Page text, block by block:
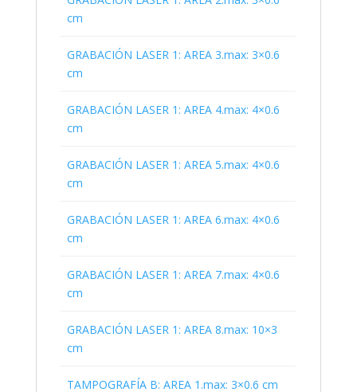
cm
GRABACIÓN LASER 1: AREA 3.max: 3×0.6
cm
GRABACIÓN LASER 1: AREA 4.max: 4×0.6
cm
GRABACIÓN LASER 1: AREA 5.max: 4×0.6
cm
GRABACIÓN LASER 1: AREA 6.max: 4×0.6
cm
GRABACIÓN LASER 1: AREA 7.max: 4×0.6
cm
GRABACIÓN LASER 1: AREA 8.max: 10×3
cm
TAMPOGRAFÍA B: AREA 1.max: 3×0.6 cm